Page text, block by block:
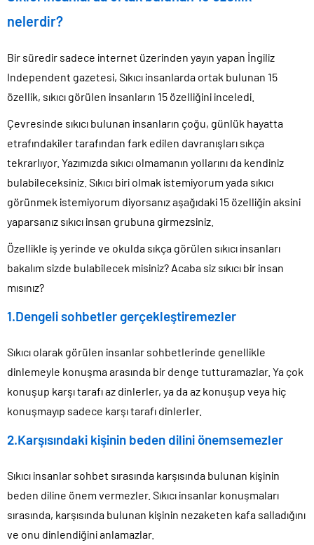
nelerdir?
Bir süredir sadece internet üzerinden yayın yapan İngiliz
Independent gazetesi, Sıkıcı insanlarda ortak bulunan 15
özellik, sıkıcı görülen insanların 15 özelliğini inceledi.
Çevresinde sıkıcı bulunan insanların çoğu, günlük hayatta
etrafındakiler tarafından fark edilen davranışları sıkça
tekrarlıyor. Yazımızda sıkıcı olmamanın yollarını da kendiniz
bulabileceksiniz. Sıkıcı biri olmak istemiyorum yada sıkıcı
görünmek istemiyorum diyorsanız aşağıdaki 15 özelliğin aksini
yaparsanız sıkıcı insan grubuna girmezsiniz.
Özellikle iş yerinde ve okulda sıkça görülen sıkıcı insanları
bakalım sizde bulabilecek misiniz? Acaba siz sıkıcı bir insan
mısınız?
1.Dengeli sohbetler gerçekleştiremezler
Sıkıcı olarak görülen insanlar sohbetlerinde genellikle
dinlemeyle konuşma arasında bir denge tutturamazlar. Ya çok
konuşup karşı tarafı az dinlerler, ya da az konuşup veya hiç
konuşmayıp sadece karşı tarafı dinlerler.
2.Karşısındaki kişinin beden dilini önemsemezler
Sıkıcı insanlar sohbet sırasında karşısında bulunan kişinin
beden diline önem vermezler. Sıkıcı insanlar konuşmaları
sırasında, karşısında bulunan kişinin nezaketen kafa salladığını
ve onu dinlendiğini anlamazlar.